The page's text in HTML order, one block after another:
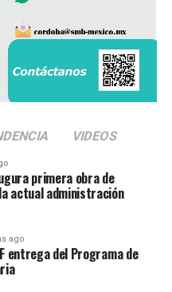
y puesta a
que integró la
para localizar
en el
al cierre parcial de la
de la ciudad durante
al tránsito
VIDEOS
primera obra de
actual administración
ago
entrega del Programa de